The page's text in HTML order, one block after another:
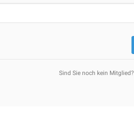
Sind Sie noch kein Mitglied?